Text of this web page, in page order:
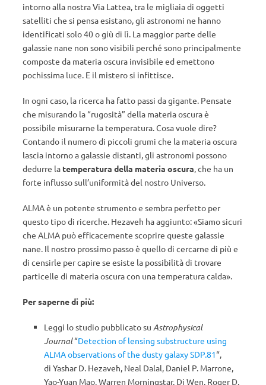
intorno alla nostra Via Lattea, tra le migliaia di oggetti
satelliti che si pensa esistano, gli astronomi ne hanno
identificati solo 40 o giù di lì. La maggior parte delle
galassie nane non sono visibili perché sono principalmente
composte da materia oscura invisibile ed emettono
pochissima luce. E il mistero si infittisce.
In ogni caso, la ricerca ha fatto passi da gigante. Pensate
che misurando la “rugosità” della materia oscura è
possibile misurarne la temperatura. Cosa vuole dire?
Contando il numero di piccoli grumi che la materia oscura
lascia intorno a galassie distanti, gli astronomi possono
dedurre la temperatura della materia oscura, che ha un
forte influsso sull’uniformità del nostro Universo.
ALMA è un potente strumento e sembra perfetto per
questo tipo di ricerche. Hezaveh ha aggiunto: «Siamo sicuri
che ALMA può efficacemente scoprire queste galassie
nane. Il nostro prossimo passo è quello di cercarne di più e
di censirle per capire se esiste la possibilità di trovare
particelle di materia oscura con una temperatura calda».
Per saperne di più:
Leggi lo studio pubblicato su Astrophysical
Journal“Detection of lensing substructure using
ALMA observations of the dusty galaxy SDP.81“,
di Yashar D. Hezaveh, Neal Dalal, Daniel P. Marrone,
Yao-Yuan Mao, Warren Morningstar, Di Wen, Roger D.